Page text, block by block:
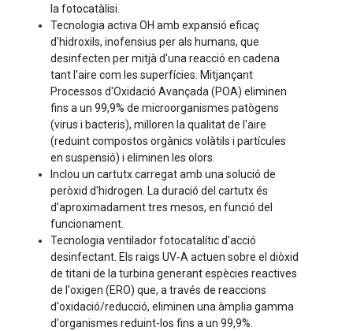
la fotocatàlisi.
Tecnologia activa OH amb expansió eficaç
d'hidroxils, inofensius per als humans, que
desinfecten per mitjà d'una reacció en cadena
tant l'aire com les superfícies. Mitjançant
Processos d'Oxidació Avançada (POA) eliminen
fins a un 99,9% de microorganismes patògens
(virus i bacteris), milloren la qualitat de l'aire
(reduint compostos orgànics volàtils i partícules
en suspensió) i eliminen les olors.
Inclou un cartutx carregat amb una solució de
peròxid d'hidrogen. La duració del cartutx és
d'aproximadament tres mesos, en funció del
funcionament.
Tecnologia ventilador fotocatalític d'acció
desinfectant. Els raigs UV-A actuen sobre el diòxid
de titani de la turbina generant espècies reactives
de l'oxigen (ERO) que, a través de reaccions
d'oxidació/reducció, eliminen una àmplia gamma
d'organismes reduint-los fins a un 99,9%.